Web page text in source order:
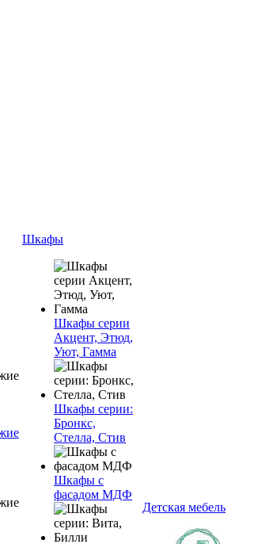
Шкафы
Шкафы серии
Акцент, Этюд,
Уют, Гамма
Шкафы серии:
Бронкс,
Стелла, Стив
Шкафы с
фасадом МДФ
Детская мебель